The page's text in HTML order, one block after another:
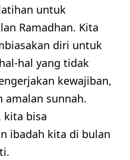
untuk
Ramadhan. Kita
diri untuk
hal yang tidak
kewajiban,
amalan sunnah.
kita bisa
ibadah kita di bulan